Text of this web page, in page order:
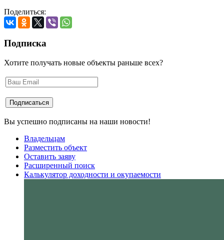
Поделиться:
Подписка
Хотите получать новые объекты раньше всех?
Вы успешно подписаны на наши новости!
Владельцам
Разместить объект
Оставить заяву
Расширенный поиск
Калькулятор доходности и окупаемости